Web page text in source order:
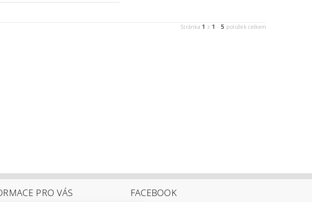
Stránka 1 z 1 -5 položek celkem
PRO VÁS FACEBOOK